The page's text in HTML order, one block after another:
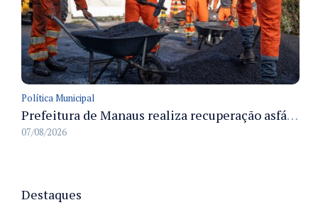
Política Municipal
Prefeitura de Manaus realiza recuperação asfáltica na rua Canário do Campo e amplia mobilidade na zona Norte
07/08/2026
Destaques